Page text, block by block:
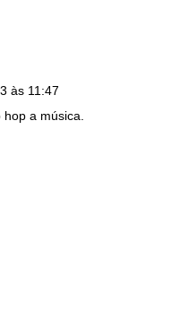
às 11:47
a música.